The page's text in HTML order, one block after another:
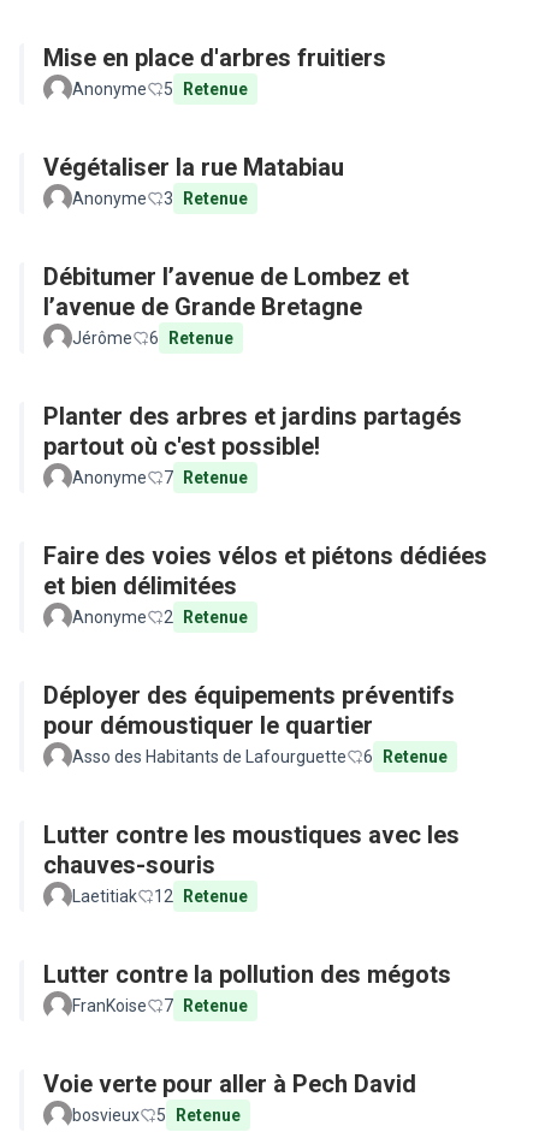
Mise en place d'arbres fruitiers
Anonyme 5 Retenue
Végétaliser la rue Matabiau
Anonyme 3 Retenue
Débitumer l’avenue de Lombez et
l’avenue de Grande Bretagne
Jérôme 6 Retenue
Planter des arbres et jardins partagés
partout où c'est possible!
Anonyme 7 Retenue
Faire des voies vélos et piétons dédiées
et bien délimitées
Anonyme 2 Retenue
Déployer des équipements préventifs
pour démoustiquer le quartier
Asso des Habitants de Lafourguette 6 Retenue
Lutter contre les moustiques avec les
chauves-souris
Laetitiak 12 Retenue
Lutter contre la pollution des mégots
FranKoise 7 Retenue
Voie verte pour aller à Pech David
bosvieux 5 Retenue